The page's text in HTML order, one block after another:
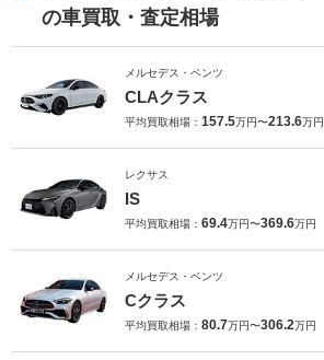
の車買取・査定相場
メルセデス・ベンツ
CLAクラス
平均買取相場： 157.5万円〜213.6万円
レクサス
IS
平均買取相場： 69.4万円〜369.6万円
メルセデス・ベンツ
Cクラス
平均買取相場： 80.7万円〜306.2万円